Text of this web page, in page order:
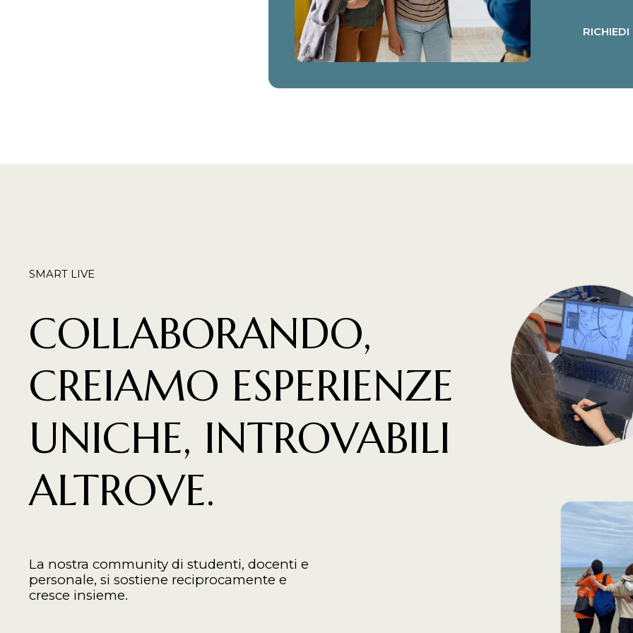
SMART LIVE
COLLABORANDO,
CREIAMO ESPERIENZE
UNICHE, INTROVABILI
ALTROVE.
La nostra community di studenti, docenti e
personale, si sostiene reciprocamente e
cresce insieme.